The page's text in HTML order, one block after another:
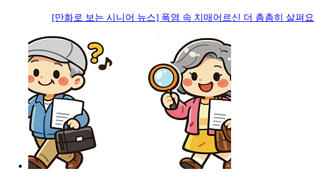
[만화로 보는 시니어 뉴스] 폭염 속 치매어르신 더 촘촘히 살펴요